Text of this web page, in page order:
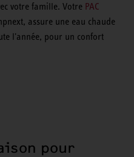
votre famille. Votre PAC
assure une eau chaude
l'année, pour un confort
pour